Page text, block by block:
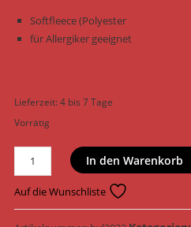
Softfleece (Polyester
für Allergiker geeignet
Lieferzeit:4 bis 7 Tage
Vorrätig
Trixie
Decke
Laslo
37203
In den Warenkorb
Auf die Wunschliste